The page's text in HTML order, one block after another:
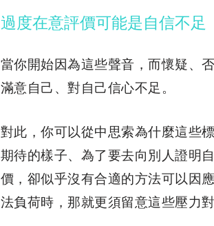
過度在意評價可能是自信不足
當你開始因為這些聲音，而懷疑、
滿意自己、對自己信心不足。
對此，你可以從中思索為什麼這些
期待的樣子、為了要去向別人證明
價，卻似乎沒有合適的方法可以因
法負荷時，那就更須留意這些壓力